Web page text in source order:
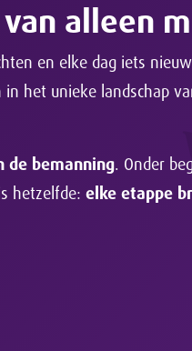
alleen
en elke dag iets
in het unieke landschap
de bemanning. Onder
hetzelfde: elke etappe